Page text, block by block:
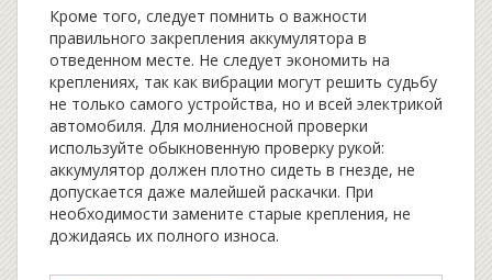
Кроме того, следует помнить о важности
правильного закрепления аккумулятора в
отведенном месте. Не следует экономить на
креплениях, так как вибрации могут решить судьбу
не только самого устройства, но и всей электрикой
автомобиля. Для молниеносной проверки
используйте обыкновенную проверку рукой:
аккумулятор должен плотно сидеть в гнезде, не
допускается даже малейшей раскачки. При
необходимости замените старые крепления, не
дожидаясь их полного износа.